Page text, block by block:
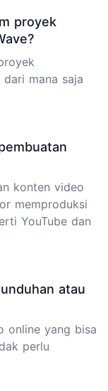
proyek
dari mana saja
konten video
memproduksi
YouTube dan
atau
online yang bisa
perlu